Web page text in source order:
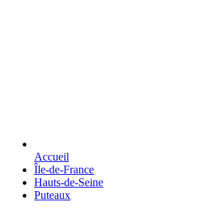
Accueil
Île-de-France
Hauts-de-Seine
Puteaux